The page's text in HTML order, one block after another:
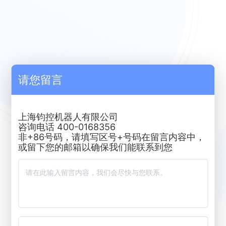
请您留言
上海钧控机器人有限公司
咨询电话 400-0168356
非+86号码，请填写区号+号码在留言内容中，